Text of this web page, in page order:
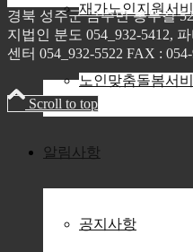
재가노인지원서
노인맞춤돌봄서
알림사항
공지사항
경북 성주군 금수면 봉두길
지법인 분도 054_932-5412,
센터 054_932-5522 FAX :
Scroll to top